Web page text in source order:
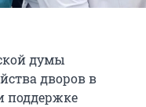
думы
дворов в
поддержке